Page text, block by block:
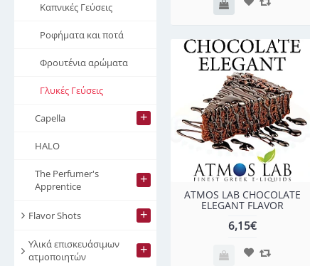
Καπνικές Γεύσεις
Ροφήματα και ποτά
Φρουτένια αρώματα
Γλυκές Γεύσεις
Capella +
HALO
The Perfumer's
Apprentice
+
Flavor Shots +
Υλικά επισκευάσιμων
ατμοποιητών
+
ATMOS LAB CHOCOLATE
ELEGANT FLAVOR
6,15€